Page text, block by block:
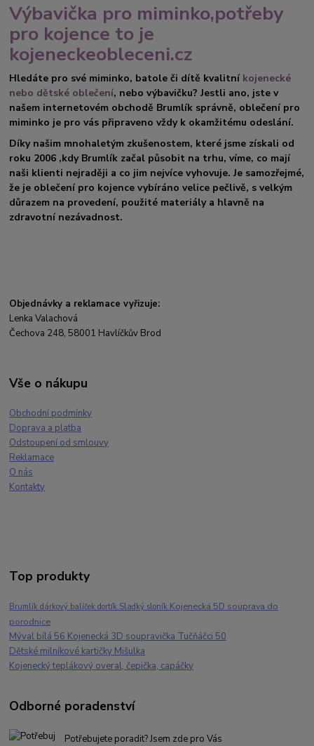
Výbavička pro miminko,potřeby
pro kojence to je
kojeneckeobleceni.cz
Hledáte pro své miminko, batole či dítě kvalitní kojenecké
nebo dětské oblečení, nebo výbavičku? Jestli ano, jste v
našem internetovém obchodě Brumlík správně, oblečení pro
miminko je pro vás připraveno vždy k okamžitému odeslání.
Díky našim mnohaletým zkušenostem, které jsme získali od
roku 2006 ,kdy Brumlík začal působit na trhu, víme, co mají
naši klienti nejraději a co jim nejvíce vyhovuje. Je samozřejmé,
že je oblečení pro kojence vybíráno velice pečlivě, s velkým
důrazem na provedení, použité materiály a hlavně na
zdravotní nezávadnost.
Objednávky a reklamace vyřizuje:
Lenka Valachová
Čechova 248, 58001 Havlíčkův Brod
Vše o nákupu
Obchodní podmínky
Doprava a platba
Odstoupení od smlouvy
Reklamace
O nás
Kontakty
Top produkty
Brumlík dárkový balíček dortík Sladký sloník Kojenecká 5D souprava do
porodnice
Mýval bílá 56 Kojenecká 3D soupravička Tučňáčci 50
Dětské milníkové kartičky Mišulka
Kojenecký teplákový overal, čepička, capáčky
Odborné poradenství
Potřebujete poradit? Jsem zde pro Vás